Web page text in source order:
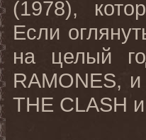
(1978),
Если
на целый
RAMONES, и
THE CLASH